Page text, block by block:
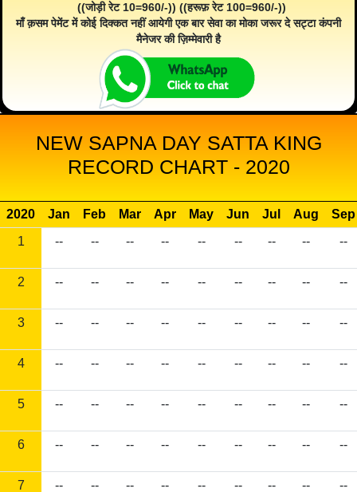
((जोड़ी रेट 10=960/-)) ((हरूफ़ रेट 100=960/-))
माँ क़सम पेमेंट में कोई दिक्कत नहीं आयेगी एक बार सेवा का मोका जरूर दे सट्टा कंपनी
मैनेजर की ज़िम्मेवारी है
NEW SAPNA DAY SATTA KING
RECORD CHART - 2020
2020 Jan Feb Mar Apr May Jun Jul Aug
Sep
1
-- -- -- -- -- -- -- -- --
2 -- -- -- -- -- -- -- -- --
3 -- -- -- -- -- -- -- -- --
4 -- -- -- -- -- -- -- -- --
5 -- -- -- -- -- -- -- -- --
6 -- -- -- -- -- -- -- -- --
7 -- -- -- -- -- -- -- -- --